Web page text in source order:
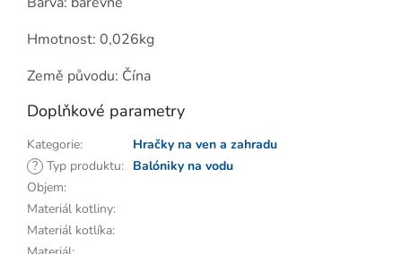
Hmotnost: 0,026kg
Země původu: Čína
Doplňkové parametry
Kategorie:
Hračky na ven a zahradu
? Typ produktu: Balóniky na vodu
Objem:
Materiál kotliny:
Materiál kotlíka: